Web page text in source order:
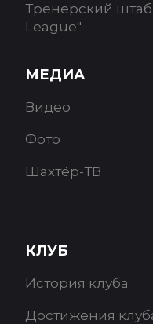
Тренерский
League"
МЕДИА
Видео
Фото
Шахтёр-ТВ
КЛУБ
История клуба
Достижения